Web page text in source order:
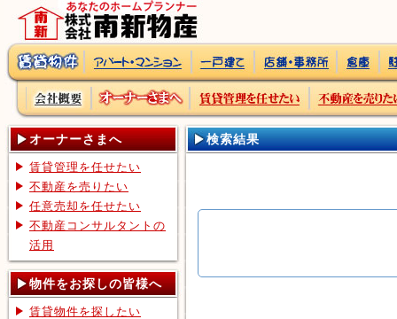
検索結果
オーナーさまへ
賃貸管理を任せたい
不動産を売りたい
任意売却を任せたい
不動産コンサルタントの
活用
物件をお探しの皆様へ
賃貸物件を探したい